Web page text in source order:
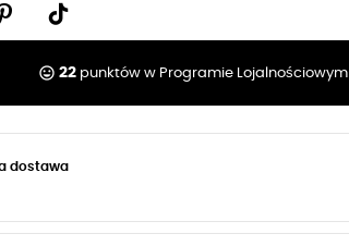
tag_faces 22punktów w Programie Lojalnościowym
dostawa